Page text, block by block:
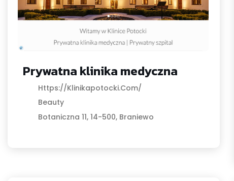
Prywatna klinika medyczna
Https://klinikapotocki.com/
Beauty
Botaniczna 11, 14-500, Braniewo